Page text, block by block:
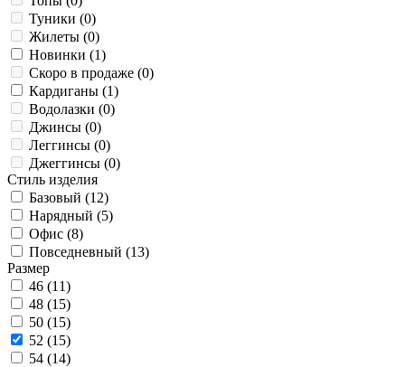
Туники (0)
Жилеты (0)
Новинки (1)
Скоро в продаже (0)
Кардиганы (1)
Водолазки (0)
Джинсы (0)
Леггинсы (0)
Джеггинсы (0)
Стиль изделия
Базовый (12)
Нарядный (5)
Офис (8)
Повседневный (13)
Размер
46 (11)
48 (15)
50 (15)
52 (15)
54 (14)